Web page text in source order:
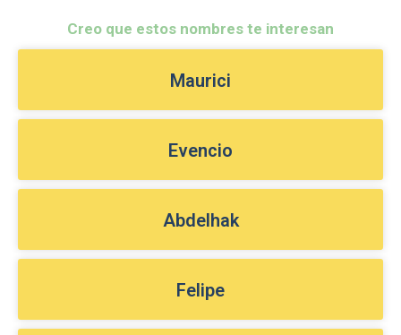
Creo que estos nombres te interesan
Maurici
Evencio
Abdelhak
Felipe